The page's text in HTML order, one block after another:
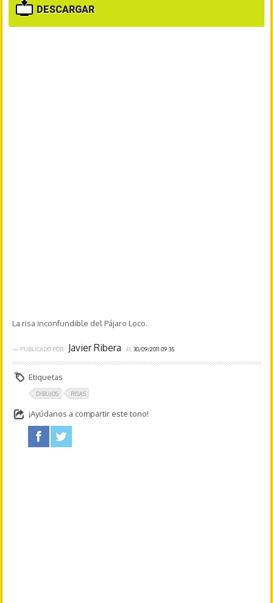
DESCARGAR
La risa inconfundible del Pájaro Loco.
— PUBLICADO POR Javier Ribera EL30/09/2011 09:35
Etiquetas
DIBUJOS RISAS
¡Ayúdanos a compartir este tono!